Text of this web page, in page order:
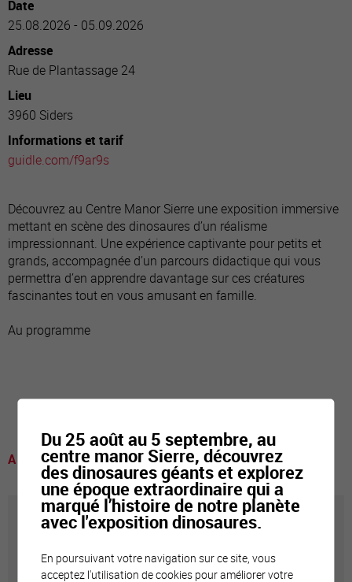
Date
25.08.2026 - 05.09.2026
Adresse
Rue de Plantassage 24
Lieu
3960 Siders
Informations et tarif
guidle.com/f9ar9s
Découvrez au Centre Manor Sierre une exposition immersive
mettant en scène des dinosaures d’un réalisme
impressionnant. Une expérience captivante pour petits et
grands, accompagnée d’un parcours didactique qui vous
permettra d’en apprendre davantage sur ces créatures
fascinantes tout en vous amusant en famille.
Au programme
A voir
Annuaire communal
Adresses utiles en ville de Sierre
Du 25 août au 5 septembre, au
centre manor Sierre, découvrez
des dinosaures géants et explorez
une époque extraordinaire qui a
marqué l’histoire de notre planète
avec l'exposition dinosaures.
En poursuivant votre navigation sur ce site, vous
acceptez l'utilisation de cookies pour améliorer votre